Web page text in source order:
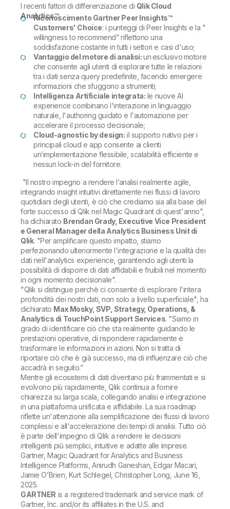
I recenti fattori di differenziazione di Qlik Cloud
Analytics™:
Riconoscimento Gartner Peer Insights™
Customers' Choice: i punteggi di Peer Insights e la "
willingness to recommend” riflettono una
soddisfazione costante in tutti i settori e casi d'uso;
Vantaggio del motore di analisi:un esclusivomotore
che consente agli utenti di esplorare tutte le relazioni
tra i dati senza query predefinite, facendo emergere
informazioni che sfuggono a strumenti;
Intelligenza Artificiale integrata: le nuove AI
experience combinano l'interazione in linguaggio
naturale, l'authoring guidato e l'automazione per
accelerare il processo decisionale;
Cloud-agnostic by design: il supporto nativo per i
principali cloud e app consente ai clienti
un’implementazione flessibile, scalabilità efficiente e
nessun lock-in del fornitore.
"Il nostro impegno a rendere l’analisi realmente agile,
integrando insight intuitivi direttamente nei flussi di lavoro
quotidiani degli utenti, è ciò che crediamo sia alla base del
forte successo di Qlik nel Magic Quadrant di quest'anno",
ha dichiarato Brendan Grady, Executive Vice President
e General Manager della Analytics Business Unit di
Qlik. "Per amplificare questo impatto, stiamo
perfezionando ulteriormente l'integrazione e la qualità dei
dati nell'analytics experience, garantendo agli utenti la
possibilità di disporre di dati affidabili e fruibili nel momento
in ogni momento decisionale".
"Qlik si distingue perchè ci consente di esplorare l'intera
profondità dei nostri dati, non solo a livello superficiale", ha
dichiarato Max Mosky, SVP, Strategy, Operations, &
Analytics di TouchPoint Support Services. "Siamo in
grado di identificare ciò che sta realmente guidando le
prestazioni operative, di rispondere rapidamente e
trasformare le informazioni in azioni. Non si tratta di
riportare ciò che è già successo, ma di influenzare ciò che
accadrà in seguito.”
Mentre gli ecosistemi di dati diventano più frammentati e si
evolvono più rapidamente, Qlik continua a fornire
chiarezza su larga scala, collegando analisi e integrazione
in una piattaforma unificata e affidabile. La sua roadmap
riflette un'attenzione alla semplificazione dei flussi di lavoro
complessi e all'accelerazione dei tempi di analisi. Tutto ciò
è parte dell'impegno di Qlik a rendere le decisioni
intelligenti più semplici, intuitive e adatte alle imprese.
Gartner, Magic Quadrant for Analytics and Business
Intelligence Platforms, Anirudh Ganeshan, Edgar Macari,
Jamie O’Brien, Kurt Schlegel, Christopher Long, June 16,
2025.
GARTNER is a registered trademark and service mark of
Gartner, Inc. and/or its affiliates in the U.S. and